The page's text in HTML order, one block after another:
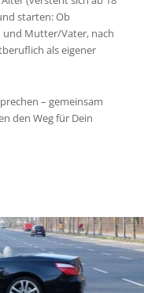
starten: Ob
Mutter/Vater, nach
als eigener
– gemeinsam
den Weg für Dein